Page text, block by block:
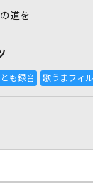
道を